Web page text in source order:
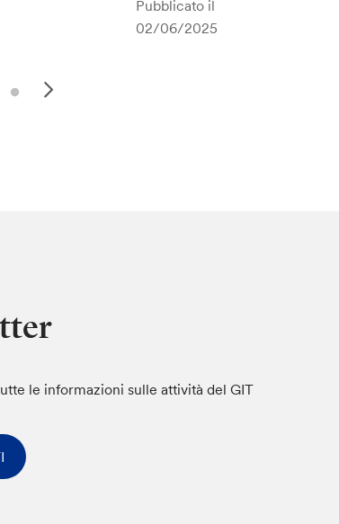
Pubblicato il
02/06/2025
le informazioni sulle attività del GIT